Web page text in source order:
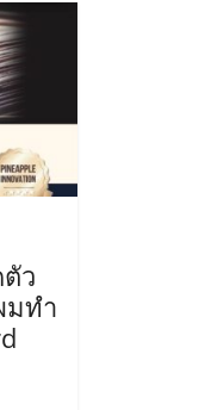
ว
มทำ